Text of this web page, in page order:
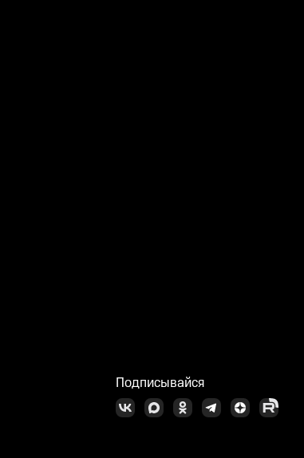
Подписывайся